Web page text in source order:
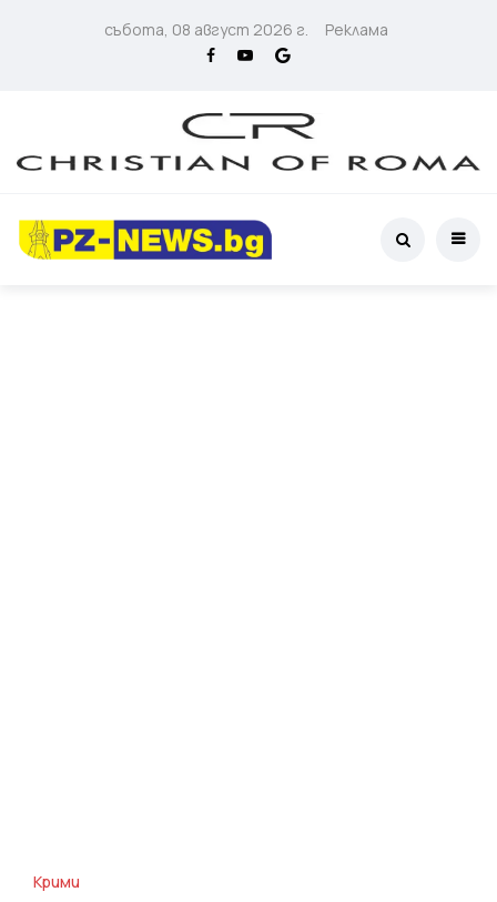
събота, 08 август 2026 г. Реклама
Крими